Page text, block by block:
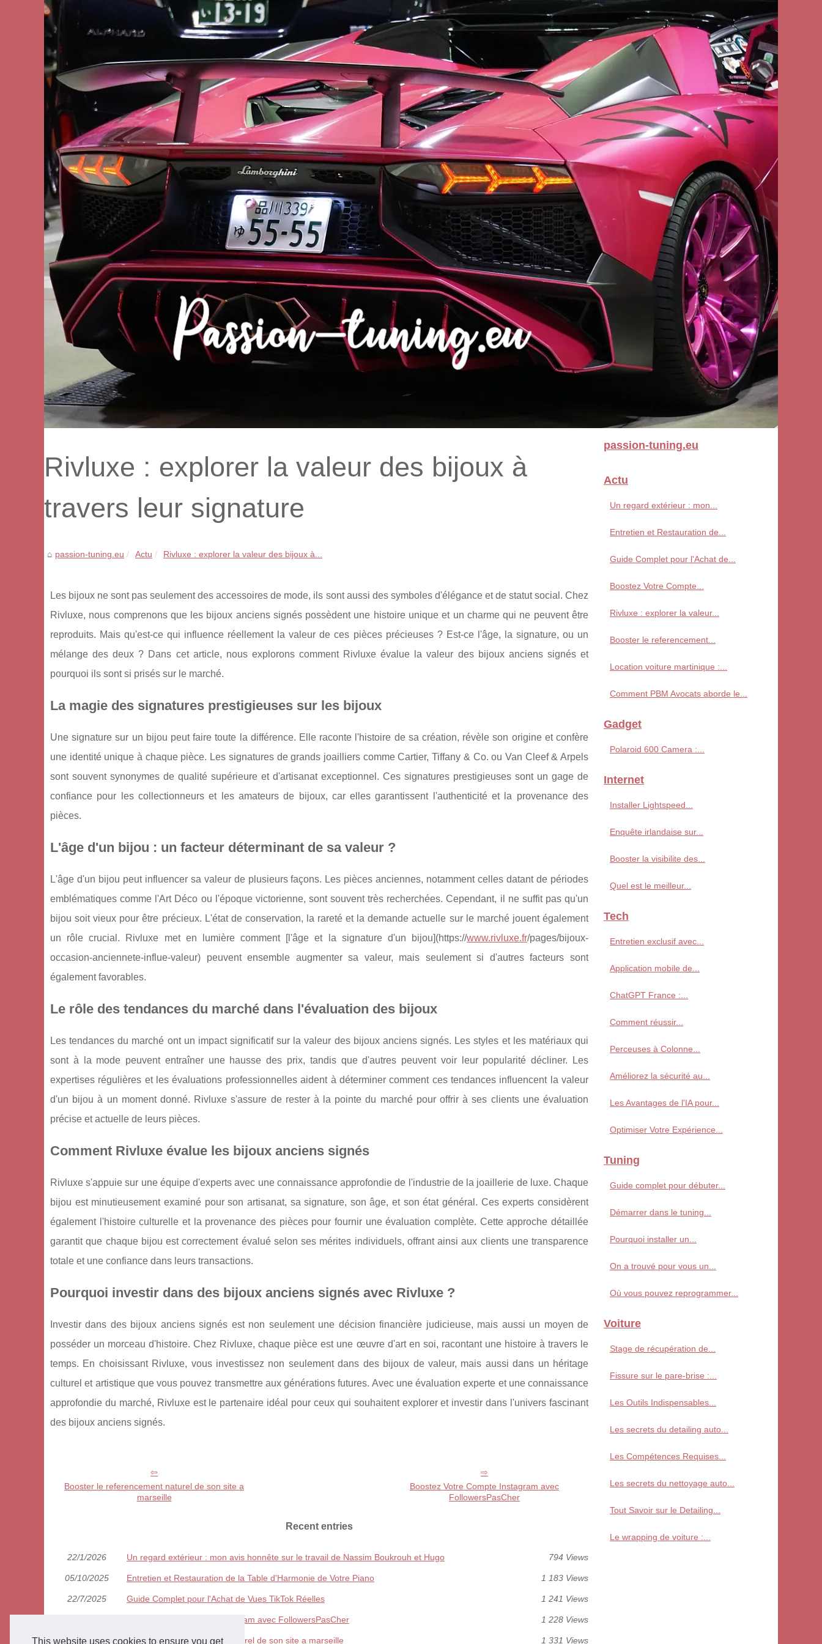
This website uses cookies to ensure you get
Rivluxe : explorer la valeur des bijoux à
travers leur signature
passion-tuning.eu Actu Rivluxe : explorer la valeur des bijoux à...
Les bijoux ne sont pas seulement des accessoires de mode, ils sont aussi des symboles d'élégance et de statut social. Chez
Rivluxe, nous comprenons que les bijoux anciens signés possèdent une histoire unique et un charme qui ne peuvent être
reproduits. Mais qu'est-ce qui influence réellement la valeur de ces pièces précieuses ? Est-ce l'âge, la signature, ou un
mélange des deux ? Dans cet article, nous explorons comment Rivluxe évalue la valeur des bijoux anciens signés et
pourquoi ils sont si prisés sur le marché.
La magie des signatures prestigieuses sur les bijoux
Une signature sur un bijou peut faire toute la différence. Elle raconte l'histoire de sa création, révèle son origine et confère
une identité unique à chaque pièce. Les signatures de grands joailliers comme Cartier, Tiffany & Co. ou Van Cleef & Arpels
sont souvent synonymes de qualité supérieure et d'artisanat exceptionnel. Ces signatures prestigieuses sont un gage de
confiance pour les collectionneurs et les amateurs de bijoux, car elles garantissent l'authenticité et la provenance des
pièces.
L'âge d'un bijou : un facteur déterminant de sa valeur ?
L'âge d'un bijou peut influencer sa valeur de plusieurs façons. Les pièces anciennes, notamment celles datant de périodes
emblématiques comme l'Art Déco ou l'époque victorienne, sont souvent très recherchées. Cependant, il ne suffit pas qu'un
bijou soit vieux pour être précieux. L'état de conservation, la rareté et la demande actuelle sur le marché jouent également
un rôle crucial. Rivluxe met en lumière comment [l'âge et la signature d'un bijou](https://www.rivluxe.fr/pages/bijoux-
occasion-anciennete-influe-valeur) peuvent ensemble augmenter sa valeur, mais seulement si d'autres facteurs sont
également favorables.
Le rôle des tendances du marché dans l'évaluation des bijoux
Les tendances du marché ont un impact significatif sur la valeur des bijoux anciens signés. Les styles et les matériaux qui
sont à la mode peuvent entraîner une hausse des prix, tandis que d'autres peuvent voir leur popularité décliner. Les
expertises régulières et les évaluations professionnelles aident à déterminer comment ces tendances influencent la valeur
d'un bijou à un moment donné. Rivluxe s'assure de rester à la pointe du marché pour offrir à ses clients une évaluation
précise et actuelle de leurs pièces.
Comment Rivluxe évalue les bijoux anciens signés
Rivluxe s'appuie sur une équipe d'experts avec une connaissance approfondie de l'industrie de la joaillerie de luxe. Chaque
bijou est minutieusement examiné pour son artisanat, sa signature, son âge, et son état général. Ces experts considèrent
également l'histoire culturelle et la provenance des pièces pour fournir une évaluation complète. Cette approche détaillée
garantit que chaque bijou est correctement évalué selon ses mérites individuels, offrant ainsi aux clients une transparence
totale et une confiance dans leurs transactions.
Pourquoi investir dans des bijoux anciens signés avec Rivluxe ?
Investir dans des bijoux anciens signés est non seulement une décision financière judicieuse, mais aussi un moyen de
posséder un morceau d'histoire. Chez Rivluxe, chaque pièce est une œuvre d'art en soi, racontant une histoire à travers le
temps. En choisissant Rivluxe, vous investissez non seulement dans des bijoux de valeur, mais aussi dans un héritage
culturel et artistique que vous pouvez transmettre aux générations futures. Avec une évaluation experte et une connaissance
approfondie du marché, Rivluxe est le partenaire idéal pour ceux qui souhaitent explorer et investir dans l'univers fascinant
des bijoux anciens signés.
Booster le referencement naturel de son site a
marseille
Boostez Votre Compte Instagram avec
FollowersPasCher
Recent entries
22/1/2026 Un regard extérieur : mon avis honnête sur le travail de Nassim Boukrouh et Hugo 794 Views
05/10/2025 Entretien et Restauration de la Table d'Harmonie de Votre Piano 1 183 Views
22/7/2025 Guide Complet pour l'Achat de Vues TikTok Réelles 1 241 Views
Boostez Votre Compte Instagram avec FollowersPasCher 1 228 Views
06/7/2025 Booster le referencement naturel de son site a marseille 1 331 Views
passion-tuning.eu
Actu
Un regard extérieur : mon...
Entretien et Restauration de...
Guide Complet pour l'Achat de...
Boostez Votre Compte...
Rivluxe : explorer la valeur...
Booster le referencement...
Location voiture martinique :...
Comment PBM Avocats aborde le...
Gadget
Polaroid 600 Camera :...
Internet
Installer Lightspeed...
Enquête irlandaise sur...
Booster la visibilite des...
Quel est le meilleur...
Tech
Entretien exclusif avec...
Application mobile de...
ChatGPT France :...
Comment réussir...
Perceuses à Colonne...
Améliorez la sécurité au...
Les Avantages de l'IA pour...
Optimiser Votre Expérience...
Tuning
Guide complet pour débuter...
Démarrer dans le tuning...
Pourquoi installer un...
On a trouvé pour vous un...
Où vous pouvez reprogrammer...
Voiture
Stage de récupération de...
Fissure sur le pare-brise :...
Les Outils Indispensables...
Les secrets du detailing auto...
Les Compétences Requises...
Les secrets du nettoyage auto...
Tout Savoir sur le Detailing...
Le wrapping de voiture :...